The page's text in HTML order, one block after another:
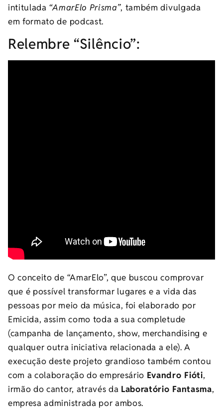
intitulada “AmarElo Prisma”, também divulgada
em formato de podcast.
Relembre “Silêncio”:
O conceito de “AmarElo”, que buscou comprovar
que é possível transformar lugares e a vida das
pessoas por meio da música, foi elaborado por
Emicida, assim como toda a sua completude
(campanha de lançamento, show, merchandising e
qualquer outra iniciativa relacionada a ele). A
execução deste projeto grandioso também contou
com a colaboração do empresário Evandro Fióti,
irmão do cantor, através da Laboratório Fantasma,
empresa administrada por ambos.